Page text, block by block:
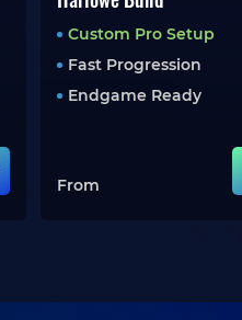
Custom Pro Setup
Fast Progression
Endgame Ready
From